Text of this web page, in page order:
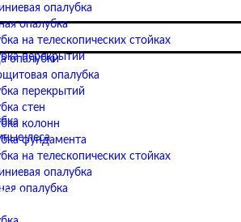
опалубка
опалубка
на телескопических стойках
перекрытий
леса
ш. 163, стр. 1
опалубки
опалубка
перекрытий
стен
колонн
фундамента
на телескопических стойках
опалубка
опалубка